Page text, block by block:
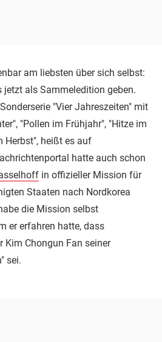
am liebsten über sich selbst:
jetzt als Sammeledition geben.
"Vier Jahreszeiten" mit
"Pollen im Frühjahr", "Hitze im
Herbst", heißt es auf
hatte auch schon
in offizieller Mission für
Staaten nach Nordkorea
die Mission selbst
er erfahren hatte, dass
Kim Chongun Fan seiner
sei.